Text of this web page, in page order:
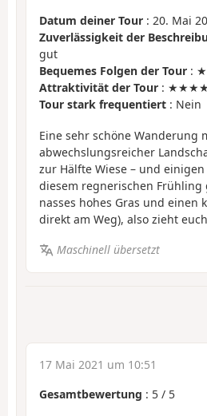
Datum deiner Tour : 20. Mai
Zuverlässigkeit der
gut
Bequemes Folgen der Tour :
Attraktivität der Tour :
Tour stark frequentiert : Nein
Eine sehr schöne Wanderung
abwechslungsreicher
zur Hälfte Wiese – und
diesem regnerischen Frühling
nasses hohes Gras und einen
direkt am Weg), also zieht
Maschinell übersetzt
17 Mai 2021 um 10:51
Gesamtbewertung : 5 / 5